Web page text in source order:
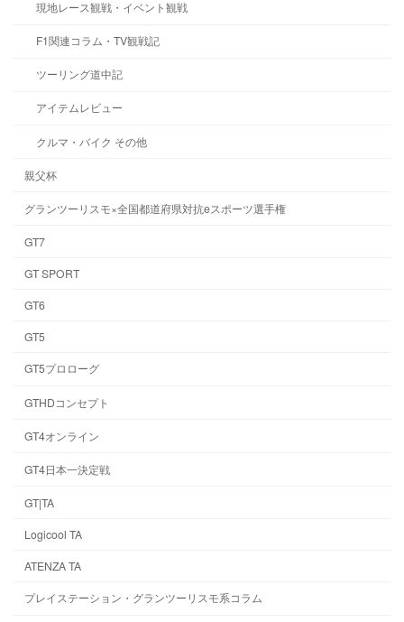
現地レース観戦・イベント観戦
F1関連コラム・TV観戦記
ツーリング道中記
アイテムレビュー
クルマ・バイク その他
親父杯
グランツーリスモ×全国都道府県対抗eスポーツ選手権
GT7
GT SPORT
GT6
GT5
GT5プロローグ
GTHDコンセプト
GT4オンライン
GT4日本一決定戦
GT|TA
Logicool TA
ATENZA TA
プレイステーション・グランツーリスモ系コラム